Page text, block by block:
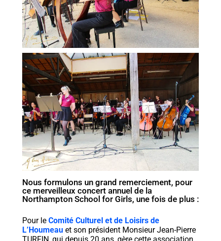
Nous formulons un grand remerciement, pour
ce merveilleux concert annuel de la
Northampton School for Girls, une fois de plus :
Pour le Comité Culturel et de Loisirs de
L’Houmeauet son président Monsieur Jean-Pierre
TURFIN, qui depuis 20 ans, gère cette association